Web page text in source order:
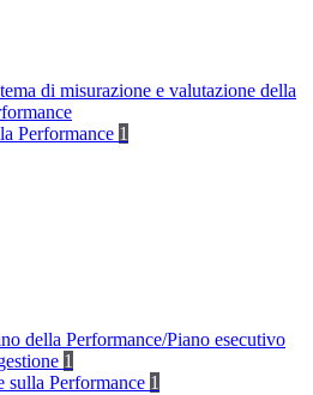
di misurazione e valutazione della
Performance 1
della Performance/Piano esecutivo
1
sulla Performance 1